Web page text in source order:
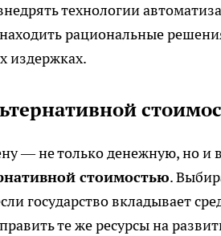
технологии
рациональные
издержках.
— не только денежную, но и
стоимостью.
государство вкладывает
те же ресурсы на